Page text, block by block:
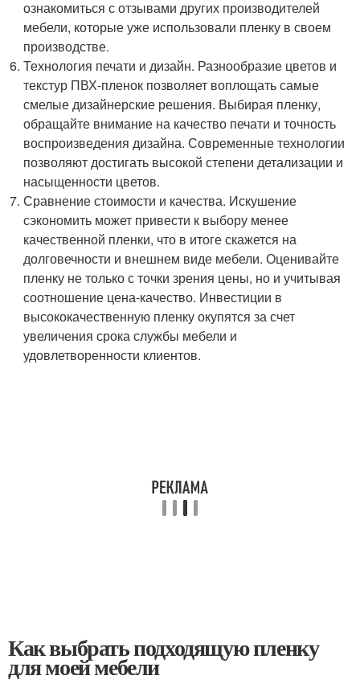
ознакомиться с отзывами других производителей
мебели, которые уже использовали пленку в своем
производстве.
Технология печати и дизайн. Разнообразие цветов и
текстур ПВХ-пленок позволяет воплощать самые
смелые дизайнерские решения. Выбирая пленку,
обращайте внимание на качество печати и точность
воспроизведения дизайна. Современные технологии
позволяют достигать высокой степени детализации и
насыщенности цветов.
Сравнение стоимости и качества. Искушение
сэкономить может привести к выбору менее
качественной пленки, что в итоге скажется на
долговечности и внешнем виде мебели. Оценивайте
пленку не только с точки зрения цены, но и учитывая
соотношение цена-качество. Инвестиции в
высококачественную пленку окупятся за счет
увеличения срока службы мебели и
удовлетворенности клиентов.
Как выбрать подходящую пленку
для моей мебели